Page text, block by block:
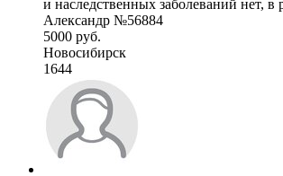
и наследственных заболеваний нет, в
Александр №56884
5000 руб.
Новосибирск
1644